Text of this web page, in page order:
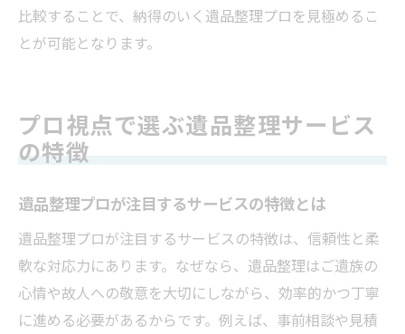
比較することで、納得のいく遺品整理プロを見極めるこ
とが可能となります。
プロ視点で選ぶ遺品整理サービス
の特徴
遺品整理プロが注目するサービスの特徴とは
遺品整理プロが注目するサービスの特徴は、信頼性と柔
軟な対応力にあります。なぜなら、遺品整理はご遺族の
心情や故人への敬意を大切にしながら、効率的かつ丁寧
に進める必要があるからです。例えば、事前相談や見積